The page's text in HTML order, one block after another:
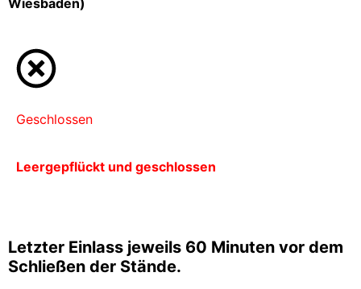
Geschlossen
Leergepflückt und geschlossen
Letzter Einlass jeweils 60 Minuten vor dem
Schließen der Stände.